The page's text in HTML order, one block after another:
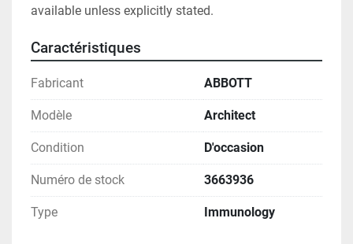
available unless explicitly stated.
Caractéristiques
Fabricant ABBOTT
Modèle Architect
Condition D'occasion
Numéro de stock 3663936
Type Immunology